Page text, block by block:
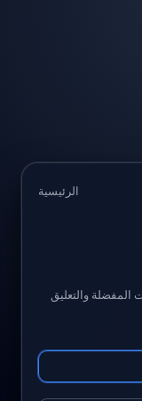
الرئيسية
والتعليق